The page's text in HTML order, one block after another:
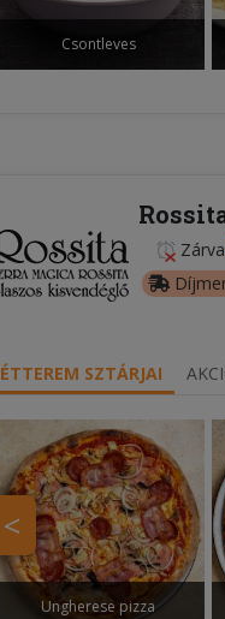
Csontleves
Zárva
ÉTTEREM SZTÁRJAI
<
Ungherese pizza